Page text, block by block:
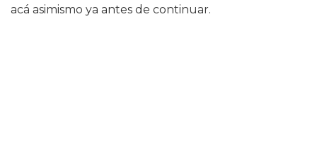
acá asimismo ya antes de continuar.